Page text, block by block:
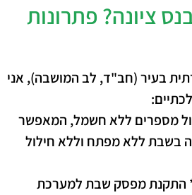
ציונה? פתרונות
בעיר (חב"ד, לב המושבה), אני
מספרים ללא חשמל, המאפשר
בשבת ללא מפתח וללא חילול
התקנת מפסק שבת למערכת